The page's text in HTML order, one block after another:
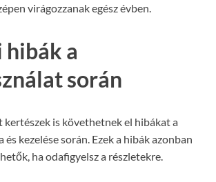
virágozzanak egész évben.
a
során
kertészek is követhetnek el hibákat a
kezelése során. Ezek a hibák azonban
ha odafigyelsz a részletekre.